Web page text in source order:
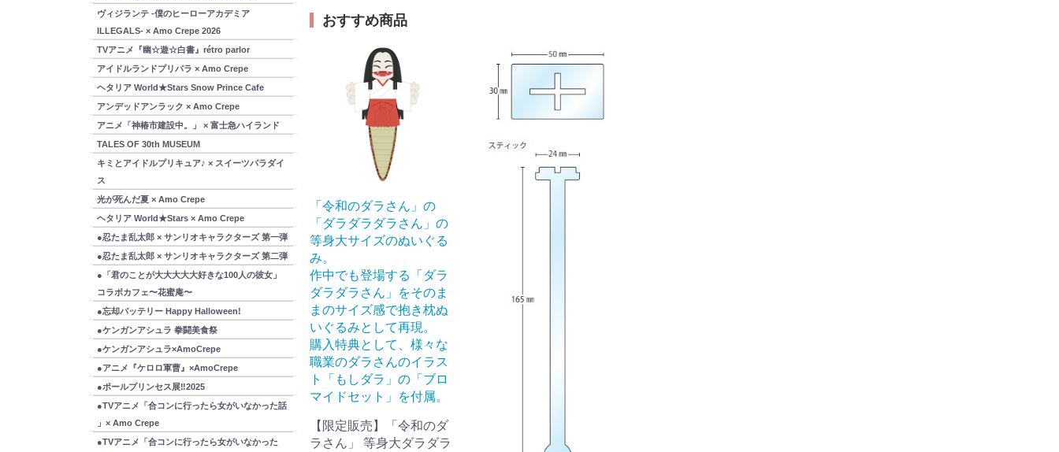
ヴィジランテ -僕のヒーローアカデミア
ILLEGALS- × Amo Crepe 2026
TVアニメ『幽☆遊☆白書』rétro parlor
アイドルランドプリパラ × Amo Crepe
ヘタリア World★Stars Snow Prince Cafe
アンデッドアンラック × Amo Crepe
アニメ「神椿市建設中。」 × 富士急ハイランド
TALES OF 30th MUSEUM
キミとアイドルプリキュア♪ × スイーツパラダイ
ス
光が死んだ夏 × Amo Crepe
ヘタリア World★Stars × Amo Crepe
●忍たま乱太郎 × サンリオキャラクターズ 第一弾
●忍たま乱太郎 × サンリオキャラクターズ 第二弾
●「君のことが大大大大大好きな100人の彼女」
コラボカフェ〜花蜜庵〜
●忘却バッテリー Happy Halloween!
●ケンガンアシュラ 拳闘美食祭
●ケンガンアシュラ×AmoCrepe
●アニメ『ケロロ軍曹』×AmoCrepe
●ポールプリンセス展‼2025
●TVアニメ「合コンに行ったら女がいなかった話
」× Amo Crepe
●TVアニメ「合コンに行ったら女がいなかった
おすすめ商品
「令和のダラさん」の
「ダラダラダラさん」の
等身大サイズのぬいぐる
み。
作中でも登場する「ダラ
ダラダラさん」をそのま
まのサイズ感で抱き枕ぬ
いぐるみとして再現。
購入特典として、様々な
職業のダラさんのイラス
ト「もしダラ」の「ブロ
マイドセット」を付属。
【限定販売】「令和のダ
ラさん」 等身大ダラダラ